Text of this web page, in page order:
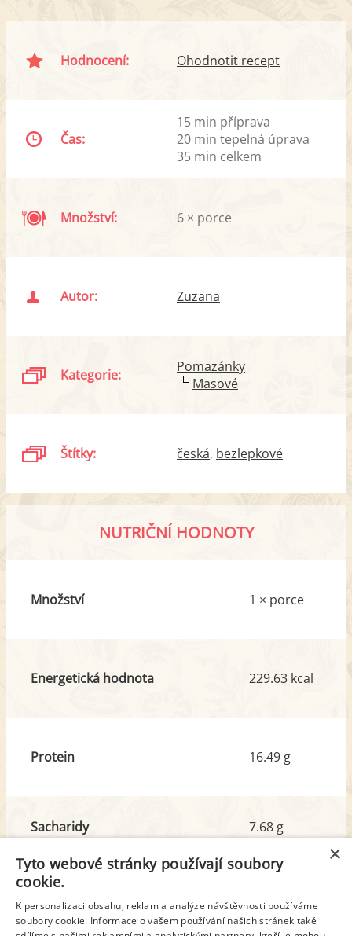
Hodnocení: Ohodnotit recept
Čas:
15 min příprava
20 min tepelná úprava
35 min celkem
Množství: 6 × porce
Autor: Zuzana
Kategorie:
Pomazánky
Masové
Štítky: česká bezlepkové
NUTRIČNÍ HODNOTY
Množství 1 × porce
Energetická hodnota 229.63 kcal
Protein 16.49 g
Sacharidy
7.68 g
Tuk
z toho nas. mastné kyseliny
14.29 g
5.47 g
×
Tyto webové stránky používají soubory
cookie.
K personalizaci obsahu, reklam a analýze návštěvnosti používáme
soubory cookie. Informace o vašem používání našich stránek také